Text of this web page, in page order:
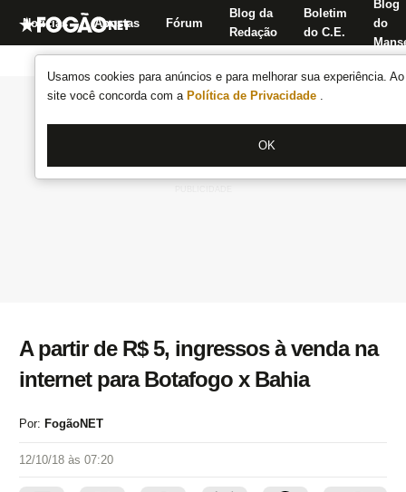
Usamos cookies para anúncios e para melhorar sua experiência.
site você concorda com a Política de Privacidade .
OK
Notícias Apostas Fórum
Blog da
Redação
Boletim
do C.E.
Blog
do
A partir de R$ 5, ingressos à venda na
internet para Botafogo x Bahia
Por: FogãoNET
12/10/18 às 07:20